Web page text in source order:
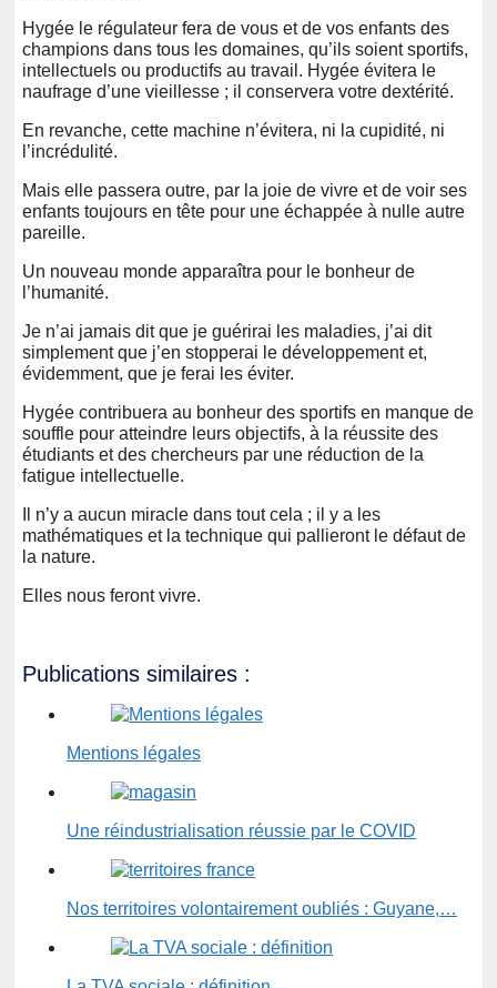
Hygée le régulateur fera de vous et de vos enfants des
champions dans tous les domaines, qu’ils soient sportifs,
intellectuels ou productifs au travail. Hygée évitera le
naufrage d’une vieillesse ; il conservera votre dextérité.
En revanche, cette machine n’évitera, ni la cupidité, ni
l’incrédulité.
Mais elle passera outre, par la joie de vivre et de voir ses
enfants toujours en tête pour une échappée à nulle autre
pareille.
Un nouveau monde apparaîtra pour le bonheur de
l’humanité.
Je n’ai jamais dit que je guérirai les maladies, j’ai dit
simplement que j’en stopperai le développement et,
évidemment, que je ferai les éviter.
Hygée contribuera au bonheur des sportifs en manque de
souffle pour atteindre leurs objectifs, à la réussite des
étudiants et des chercheurs par une réduction de la
fatigue intellectuelle.
Il n’y a aucun miracle dans tout cela ; il y a les
mathématiques et la technique qui pallieront le défaut de
la nature.
Elles nous feront vivre.
Publications similaires :
Mentions légales
Une réindustrialisation réussie par le COVID
Nos territoires volontairement oubliés : Guyane,…